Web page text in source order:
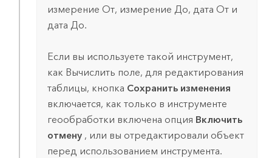
измерение От, измерение До, дата От и
дата До.
Если вы используете такой инструмент,
как Вычислить поле, для редактирования
таблицы, кнопка Сохранить изменения
включается, как только в инструменте
геообработки включена опция Включить
отмену, или вы отредактировали объект
перед использованием инструмента.